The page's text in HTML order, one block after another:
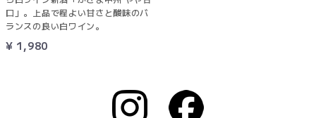
口」。上品で程よい甘さと酸味のバ
ランスの良い白ワイン。
¥ 1,980